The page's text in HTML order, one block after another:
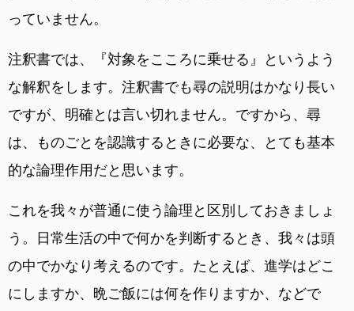
っていません。
注釈書では、『対象をこころに乗せる』というよう
な解釈をします。注釈書でも尋の説明はかなり長い
ですが、明確とは言い切れません。ですから、尋
は、ものごとを認識するときに必要な、とても基本
的な論理作用だと思います。
これを我々が普通に使う論理と区別しておきましょ
う。日常生活の中で何かを判断するとき、我々は頭
の中でかなり考えるのです。たとえば、進学はどこ
にしますか、晩ご飯には何を作りますか、などで